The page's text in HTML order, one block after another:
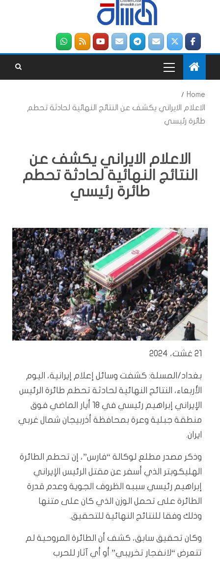
Home
الاعلام الايراني يكشف عن النتائج النهائية لحادثة تحطم
طائرة رئيسي
الاعلام الايراني يكشف عن
النتائج النهائية لحادثة تحطم
طائرة رئيسي
21 غشت، 2024
بغداد/المسلة: كشفت وسائل إعلام إيرانية، اليوم
الأربعاء، النتائج النهائية لحادثة تحطم طائرة الرئيس
الإيراني إبراهيم رئيسي في 18 أيار الماضي فوق
منطقة جبلية وعرة بمحافظة أذربيجان شمال غربي
ايران.
وذكر مصدر مطلع لوكالة “فارس”، إن تحطم الطائرة
الهليكوبتر الذي أسفر عن مقتل الرئيس الإيراني
إبراهيم رئيسي سببه الظروف الجوية وعدم قدرة
الطائرة على تحمل الوزن الذي كان على متنها
وذلك وفقا للنتائج النهائية للتحقيق.
وكان تحقيق سابق، كشف أن الطائرة المروحية لم
تتعرض “لانفجار تخريبي” أو أي آثار للحرب